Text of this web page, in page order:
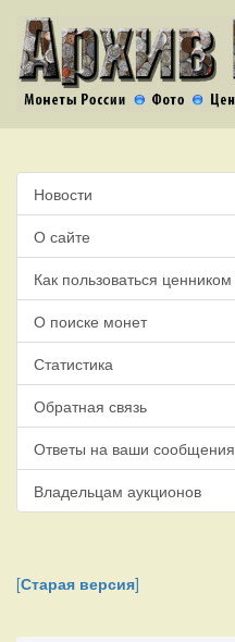
Новости
О сайте
Как пользоваться ценником
О поиске монет
Статистика
Обратная связь
Ответы на ваши сообщения
Владельцам аукционов
[Старая версия]